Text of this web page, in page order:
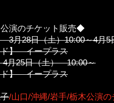
演のチケット販売◆
3月28日（土）10:00～4月5
ド】 イープラス
4月25日（土） 10:00～
ド】 イープラス
/山口/沖縄/岩手/栃木公演の